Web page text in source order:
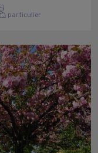
particulier